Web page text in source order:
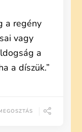
a regény
vagy
a
a díszük.”